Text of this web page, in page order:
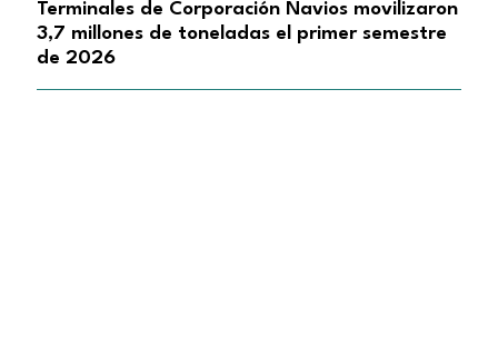
Terminales de Corporación Navios movilizaron
3,7 millones de toneladas el primer semestre
de 2026